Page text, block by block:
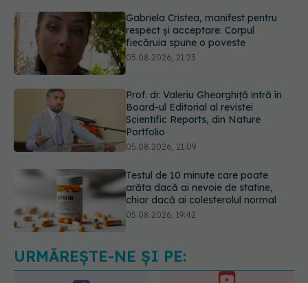
Prof. dr. Valeriu Gheorghiță intră în
Board-ul Editorial al revistei
Scientific Reports, din Nature
05.08.2026, 21:09
Testul de 10 minute care poate
arăta dacă ai nevoie de statine,
chiar dacă ai colesterolul normal
Pepenele roșu sau cel galben: care
crește glicemia mai repede.
Răspunsul unui medic diabetolog
URMĂREȘTE-NE ȘI PE: